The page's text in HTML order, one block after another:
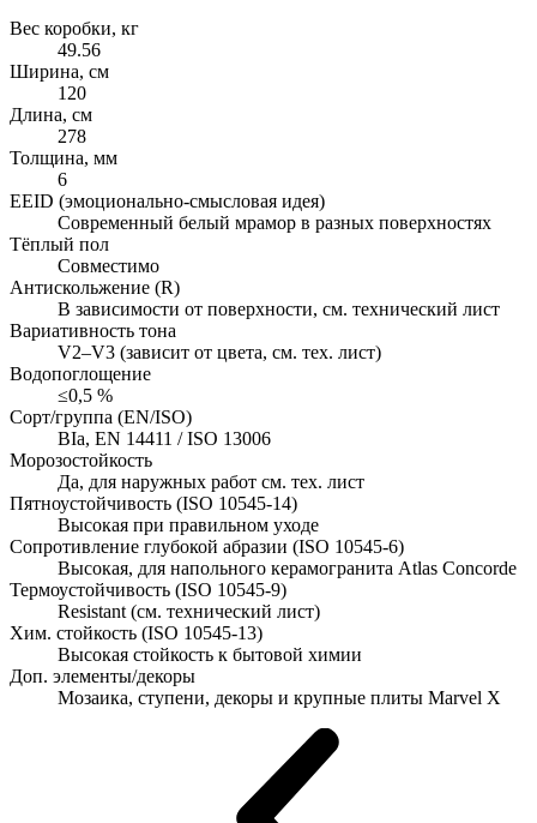
Вес коробки, кг
49.56
Ширина, см
120
Длина, см
278
Толщина, мм
6
EEID (эмоционально-смысловая идея)
Современный белый мрамор в разных поверхностях
Тёплый пол
Совместимо
Антискольжение (R)
В зависимости от поверхности, см. технический лист
Вариативность тона
V2–V3 (зависит от цвета, см. тех. лист)
Водопоглощение
≤0,5 %
Сорт/группа (EN/ISO)
BIa, EN 14411 / ISO 13006
Морозостойкость
Да, для наружных работ см. тех. лист
Пятноустойчивость (ISO 10545-14)
Высокая при правильном уходе
Сопротивление глубокой абразии (ISO 10545-6)
Высокая, для напольного керамогранита Atlas Concorde
Термоустойчивость (ISO 10545-9)
Resistant (см. технический лист)
Хим. стойкость (ISO 10545-13)
Высокая стойкость к бытовой химии
Доп. элементы/декоры
Мозаика, ступени, декоры и крупные плиты Marvel X